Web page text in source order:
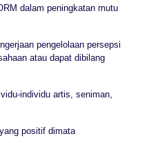
dalam peningkatan mutu
pengelolaan persepsi
atau dapat dibilang
individu artis, seniman,
positif dimata